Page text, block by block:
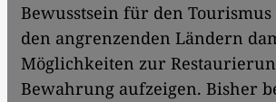
Bewusstsein für den
den angrenzenden Ländern
Möglichkeiten zur
Bewahrung aufzeigen. Bisher